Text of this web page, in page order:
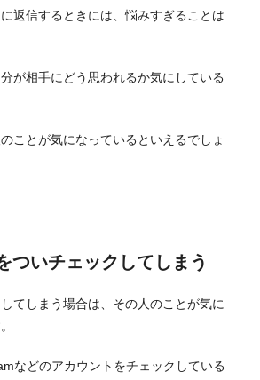
返信するときには、悩みすぎることは
が相手にどう思われるか気にしている
ことが気になっているといえるでしょ
ついチェックしてしまう
てしまう場合は、その人のことが気に
などのアカウントをチェックしている